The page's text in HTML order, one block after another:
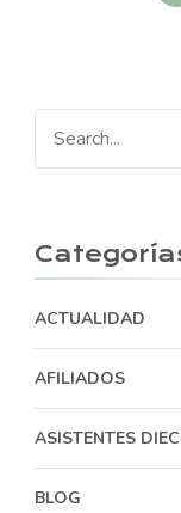
Search
for:
ACTUALIDAD
AFILIADOS
ASISTENTES
BLOG